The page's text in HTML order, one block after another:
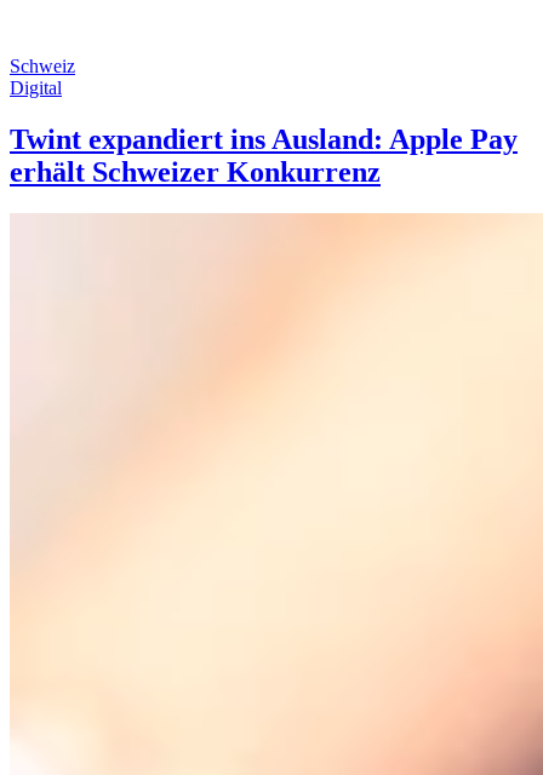
Schweiz
Digital
Twint expandiert ins Ausland: Apple Pay
erhält Schweizer Konkurrenz